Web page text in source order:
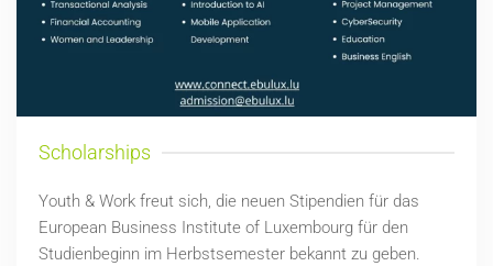
Scholarships
Youth & Work freut sich, die neuen Stipendien für das
European Business Institute of Luxembourg für den
Studienbeginn im Herbstsemester bekannt zu geben.